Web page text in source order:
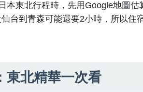
本東北行程時，先用Google地圖
台到青森可能還要2小時，所以住
東北精華一次看